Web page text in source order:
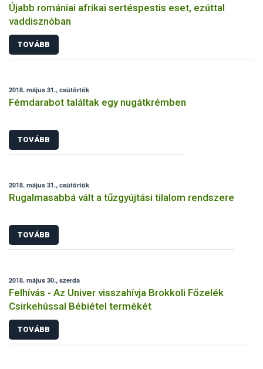
Újabb romániai afrikai sertéspestis eset, ezúttal
vaddisznóban
TOVÁBB
2018. május 31., csütörtök
Fémdarabot találtak egy nugátkrémben
TOVÁBB
2018. május 31., csütörtök
Rugalmasabbá vált a tűzgyújtási tilalom rendszere
TOVÁBB
2018. május 30., szerda
Felhívás - Az Univer visszahívja Brokkoli Főzelék
Csirkehússal Bébiétel termékét
TOVÁBB